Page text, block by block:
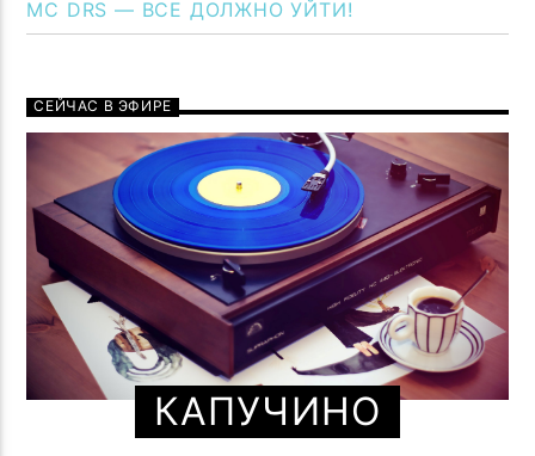
MC DRS — ВСЕ ДОЛЖНО УЙТИ!
СЕЙЧАС В ЭФИРЕ
КАПУЧИНО